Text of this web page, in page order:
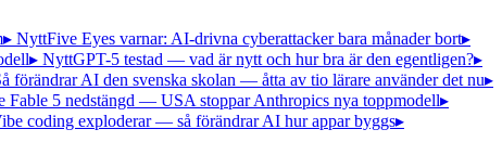
▸ NyttFive Eyes varnar: AI-drivna cyberattacker bara månader bort▸
▸ NyttGPT-5 testad — vad är nytt och hur bra är den egentligen?▸
förändrar AI den svenska skolan — åtta av tio lärare använder det nu▸
Fable 5 nedstängd — USA stoppar Anthropics nya toppmodell▸
coding exploderar — så förändrar AI hur appar byggs▸